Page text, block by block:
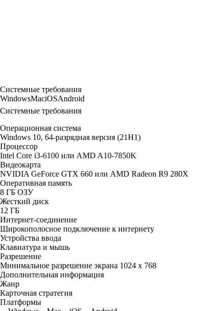
Системные требования
WindowsMaciOSAndroid
Системные требования
Операционная система
Windows 10, 64-разрядная версия (21H1)
Процессор
Intel Core i3-6100 или AMD A10-7850K
Видеокарта
NVIDIA GeForce GTX 660 или AMD Radeon R9 280X
Оперативная память
8 ГБ ОЗУ
Жесткий диск
12 ГБ
Интернет-соединение
Широкополосное подключение к интернету
Устройства ввода
Клавиатура и мышь
Разрешение
Минимальное разрешение экрана 1024 x 768
Дополнительная информация
Жанр
Карточная стратегия
Платформы